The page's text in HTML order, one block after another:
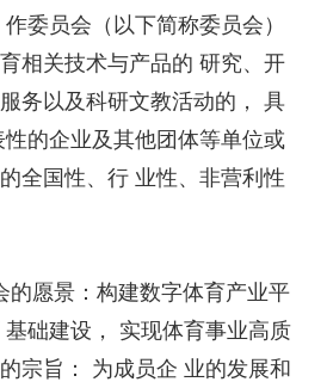
委员会（以下简称委员会）
相关技术与产品的 研究、开
务以及科研文教活动的， 具
的企业及其他团体等单位或
全国性、行 业性、非营利性
愿景：构建数字体育产业平
础建设， 实现体育事业高质
宗旨： 为成员企 业的发展和